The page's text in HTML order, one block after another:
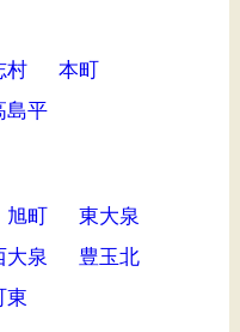
村
本町
島平
旭町
東大泉
大泉
豊玉北
東